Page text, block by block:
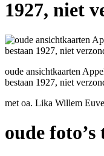
1927, niet
oude ansichtkaarten
bestaan 1927, niet
met oa. Lika Willem
oude